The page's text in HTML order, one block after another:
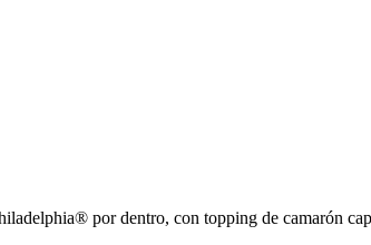
por dentro, con topping de camarón